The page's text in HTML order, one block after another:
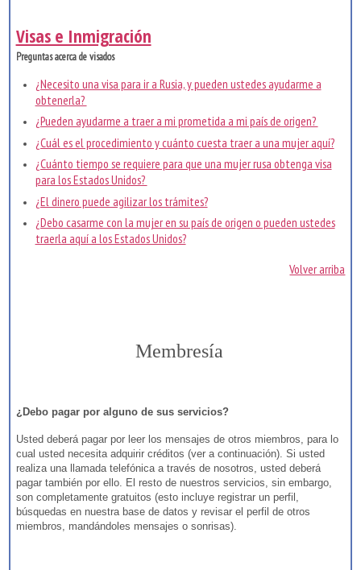
Visas e Inmigración
Preguntas acerca de visados
¿Necesito una visa para ir a Rusia, y pueden ustedes ayudarme a
obtenerla?
¿Pueden ayudarme a traer a mi prometida a mi país de origen?
¿Cuál es el procedimiento y cuánto cuesta traer a una mujer aquí?
¿Cuánto tiempo se requiere para que una mujer rusa obtenga visa
para los Estados Unidos?
¿El dinero puede agilizar los trámites?
¿Debo casarme con la mujer en su país de origen o pueden ustedes
traerla aquí a los Estados Unidos?
Volver arriba
Membresía
¿Debo pagar por alguno de sus servicios?
Usted deberá pagar por leer los mensajes de otros miembros, para lo
cual usted necesita adquirir créditos (ver a continuación). Si usted
realiza una llamada telefónica a través de nosotros, usted deberá
pagar también por ello. El resto de nuestros servicios, sin embargo,
son completamente gratuitos (esto incluye registrar un perfil,
búsquedas en nuestra base de datos y revisar el perfil de otros
miembros, mandándoles mensajes o sonrisas).